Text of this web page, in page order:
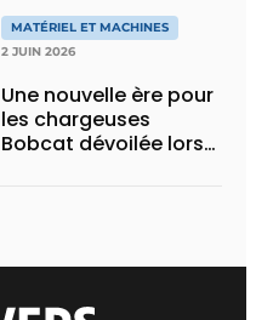
eActros Lowliner
MATÉRIEL ET MACHINES
2 JUIN 2026
Une nouvelle ère pour
les chargeuses
Bobcat dévoilée lors